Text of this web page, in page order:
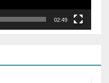
02:49